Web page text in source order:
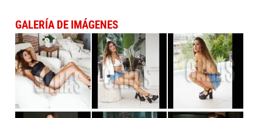
GALERÍA DE IMÁGENES